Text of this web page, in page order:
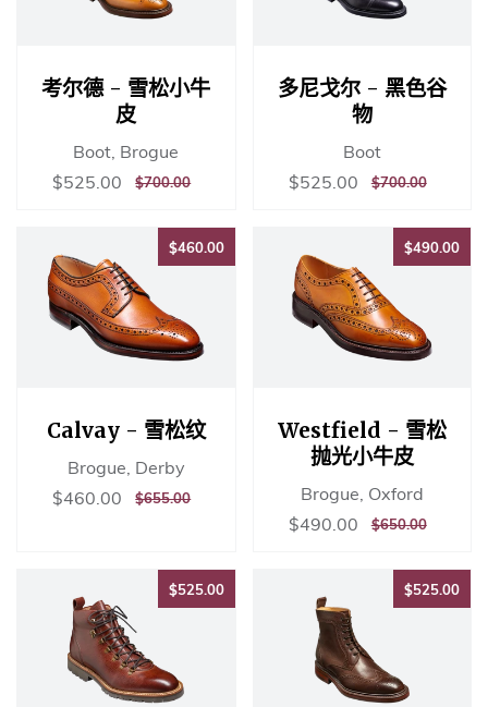
考尔德 - 雪松小牛
皮
Boot, Brogue
销
$525.00 $525.00
正
$700.00$700.00
多尼戈尔 - 黑色谷
物
Boot
销
$525.00 $525.00
正
$700.00$700.00
$460.00$460.00
Calvay - 雪松纹
Brogue, Derby
销
$460.00 $460.00
正
$655.00$655.00
$490.00
Westfield - 雪松
抛光小牛皮
Brogue, Oxford
销
$490.00 $490.00
正
$650.00$650.00
$525.00$525.00 $525.00